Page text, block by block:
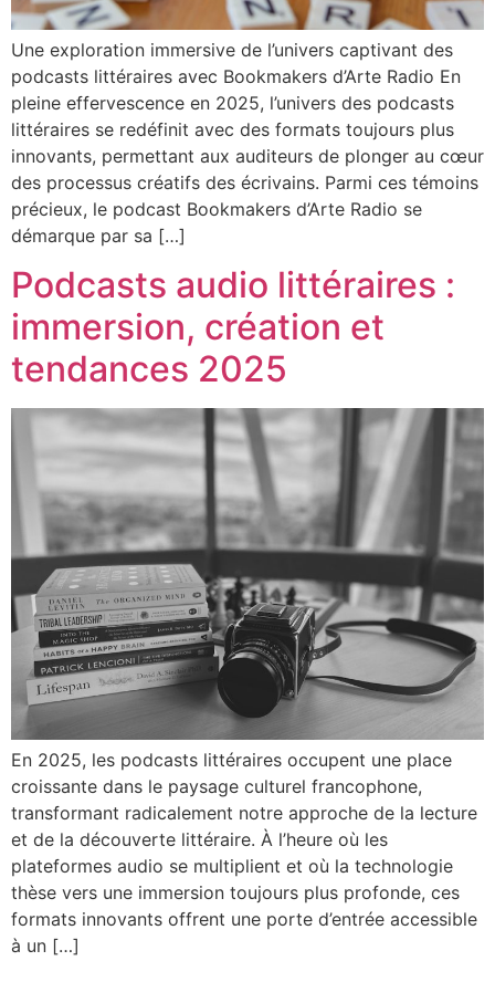
Une exploration immersive de l’univers captivant des
podcasts littéraires avec Bookmakers d’Arte Radio En
pleine effervescence en 2025, l’univers des podcasts
littéraires se redéfinit avec des formats toujours plus
innovants, permettant aux auditeurs de plonger au cœur
des processus créatifs des écrivains. Parmi ces témoins
précieux, le podcast Bookmakers d’Arte Radio se
démarque par sa […]
Podcasts audio littéraires :
immersion, création et
tendances 2025
En 2025, les podcasts littéraires occupent une place
croissante dans le paysage culturel francophone,
transformant radicalement notre approche de la lecture
et de la découverte littéraire. À l’heure où les
plateformes audio se multiplient et où la technologie
thèse vers une immersion toujours plus profonde, ces
formats innovants offrent une porte d’entrée accessible
à un […]